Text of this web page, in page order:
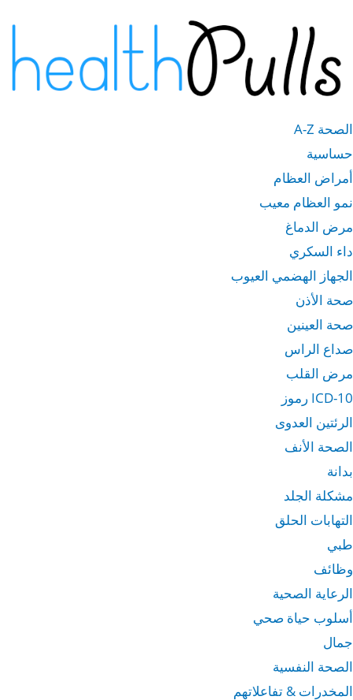
المحتوى
الصحة A-Z
حساسية
أمراض العظام
نمو العظام معيب
مرض الدماغ
داء السكري
الجهاز الهضمي العيوب
صحة الأذن
صحة العينين
صداع الراس
مرض القلب
ICD-10 رموز
الرئتين العدوى
الصحة الأنف
بدانة
مشكلة الجلد
التهابات الحلق
طبي
وظائف
الرعاية الصحية
أسلوب حياة صحي
جمال
الصحة النفسية
المخدرات & تفاعلاتهم